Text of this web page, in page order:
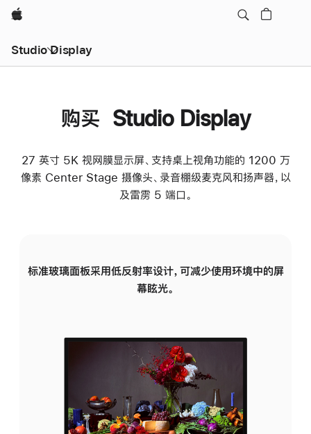
Apple
Studio Display
购买 Studio Display
27 英寸 5K 视网膜显示屏、支持桌上视角功能的 1200 万
像素 Center Stage 摄像头、录音棚级麦克风和扬声器，以
及雷雳 5 端口。
标准玻璃面板采用低反射率设计，可减少使用环境中的屏
幕眩光。